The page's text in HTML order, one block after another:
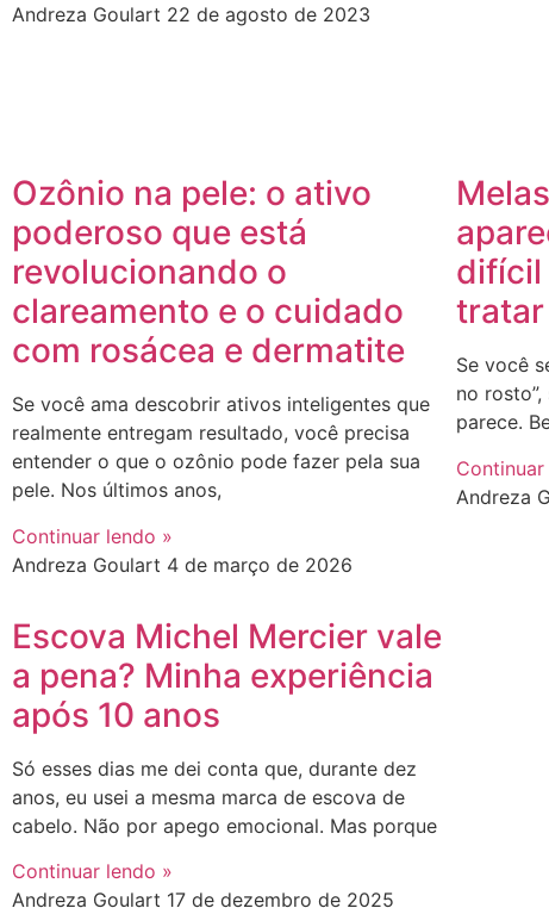
Andreza Goulart 22 de agosto de 2023
Ozônio na pele: o ativo
poderoso que está
revolucionando o
clareamento e o cuidado
com rosácea e dermatite
Se você ama descobrir ativos inteligentes que
realmente entregam resultado, você precisa
entender o que o ozônio pode fazer pela sua
pele. Nos últimos anos,
Continuar lendo »
Andreza Goulart 4 de março de 2026
difícil
Se você
no
parece.
Andreza
Escova Michel Mercier vale
a pena? Minha experiência
após 10 anos
Só esses dias me dei conta que, durante dez
anos, eu usei a mesma marca de escova de
cabelo. Não por apego emocional. Mas porque
Continuar lendo »
Andreza Goulart 17 de dezembro de 2025